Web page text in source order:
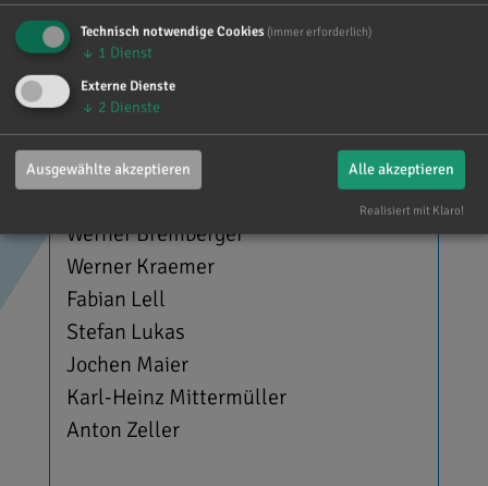
Ihre Ansprechpartner in Lenting
CSU-Fraktion im Gemeinderat
Christian Conradt (1. Bürgermeister)
Werner Bremberger
Werner Kraemer
Fabian Lell
Stefan Lukas
Jochen Maier
Karl-Heinz Mittermüller
Anton Zeller
Technisch notwendige Cookies (immer erforderlich)
↓ 1 Dienst
Externe Dienste
↓ 2 Dienste
Ausgewählte akzeptieren Alle akzeptieren
Realisiert mit Klaro!